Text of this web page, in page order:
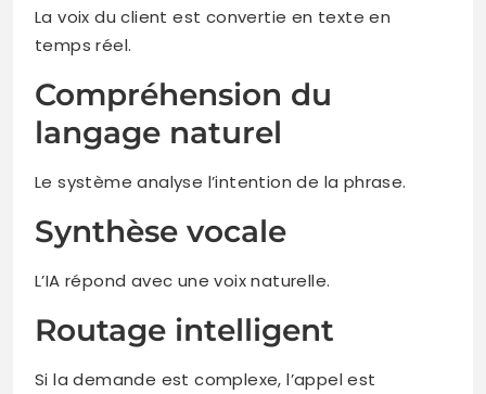
La voix du client est convertie en texte en
temps réel.
Compréhension du
langage naturel
Le système analyse l’intention de la phrase.
Synthèse vocale
L’IA répond avec une voix naturelle.
Routage intelligent
Si la demande est complexe, l’appel est